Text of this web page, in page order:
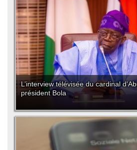
L’interview télévisée du cardinal
président Bola